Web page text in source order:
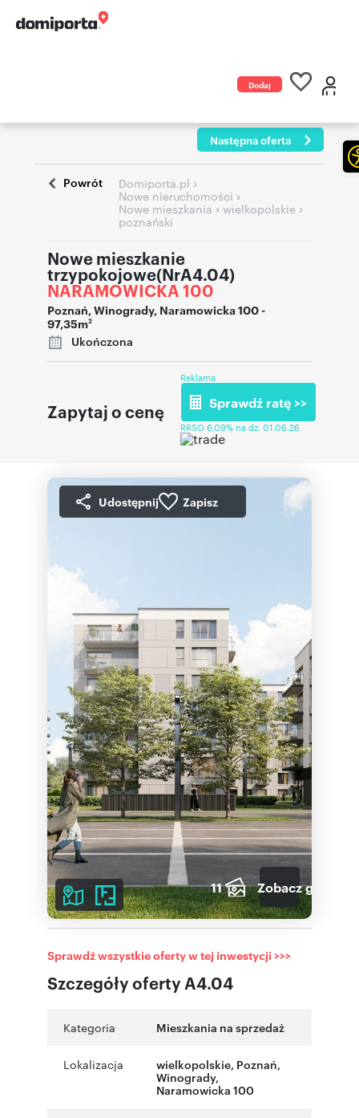
Dodaj
Następna oferta
Powrót Domiporta.pl ›
Nowe nieruchomości ›
Nowe mieszkania › wielkopolskie ›
poznański
Nowe mieszkanie
trzypokojowe(NrA4.04)
NARAMOWICKA 100
Poznań,Winogrady, Naramowicka 100-
97,35m2
Ukończona
Zapytaj o cenę
Reklama
Sprawdź ratę >>
RRSO 6,09% na dz. 01.06.26
Udostępnij Zapisz
11 Zobacz galerię
Szczegóły oferty A4.04
Sprawdź wszystkie oferty w tej inwestycji >>>
Kategoria Mieszkania na sprzedaż
Lokalizacja wielkopolskie, Poznań,
Winogrady,
Naramowicka 100